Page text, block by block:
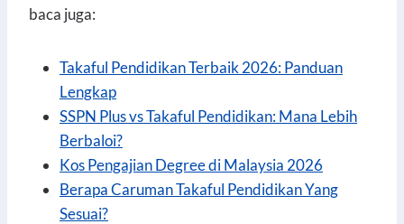
baca juga:
Takaful Pendidikan Terbaik 2026: Panduan
Lengkap
SSPN Plus vs Takaful Pendidikan: Mana Lebih
Berbaloi?
Kos Pengajian Degree di Malaysia 2026
Berapa Caruman Takaful Pendidikan Yang
Sesuai?